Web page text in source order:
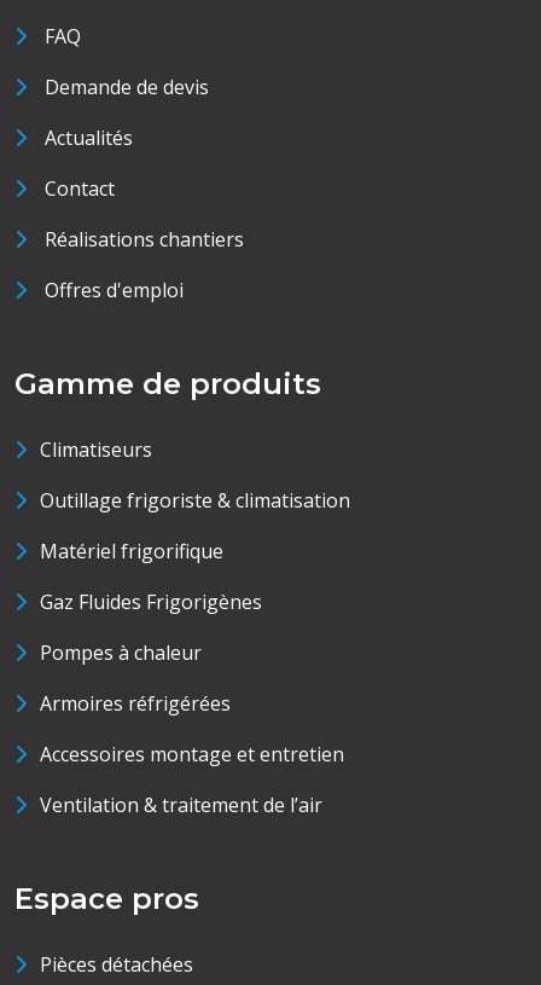
FAQ
Demande de devis
Actualités
Contact
Réalisations chantiers
Offres d'emploi
Gamme de produits
Climatiseurs
Outillage frigoriste & climatisation
Matériel frigorifique
Gaz Fluides Frigorigènes
Pompes à chaleur
Armoires réfrigérées
Accessoires montage et entretien
Ventilation & traitement de l’air
Espace pros
Pièces détachées